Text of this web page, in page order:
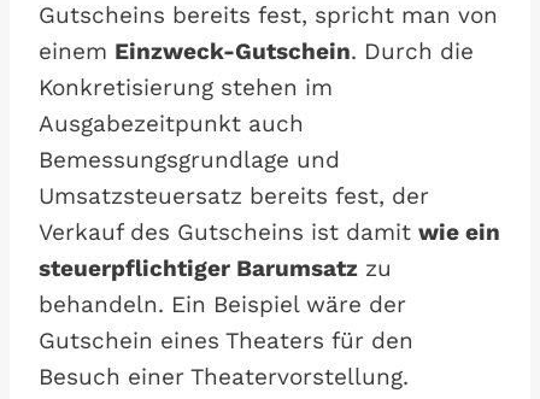
Gutscheins bereits fest, spricht man von
einem Einzweck-Gutschein. Durch die
Konkretisierung stehen im
Ausgabezeitpunkt auch
Bemessungsgrundlage und
Umsatzsteuersatz bereits fest, der
Verkauf des Gutscheins ist damit wie ein
steuerpflichtiger Barumsatz zu
behandeln. Ein Beispiel wäre der
Gutschein eines Theaters für den
Besuch einer Theatervorstellung.